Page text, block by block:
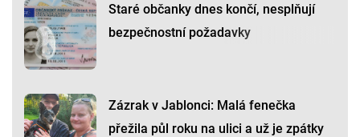
Staré občanky dnes končí, nesplňují
bezpečnostní požadavky
Zázrak v Jablonci: Malá fenečka
přežila půl roku na ulici a už je zpátky